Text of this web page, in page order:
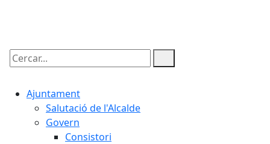
Cercar:
Ajuntament
Salutació de l'Alcalde
Govern
Consistori